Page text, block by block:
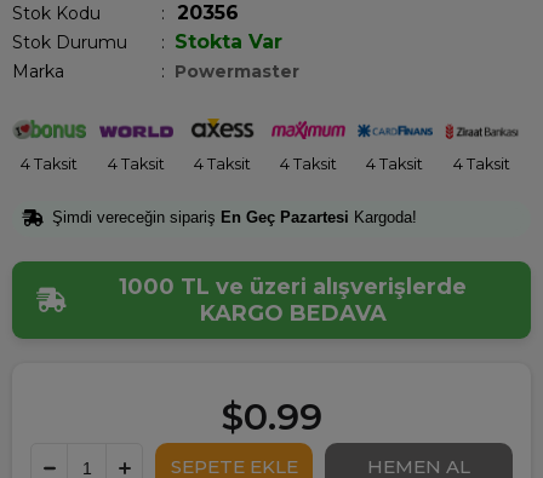
Stok Kodu 20356
Stok Durumu : Stokta Var
Marka : Powermaster
4 Taksit 4 Taksit 4 Taksit 4 Taksit 4 Taksit 4 Taksit
Şimdi vereceğin sipariş En Geç Pazartesi Kargoda!
1000 TL ve üzeri alışverişlerde
KARGO BEDAVA
$0.99